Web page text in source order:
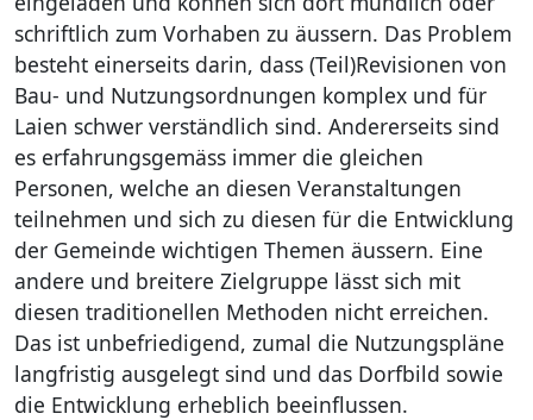
schriftlich zum Vorhaben zu äussern. Das Problem
besteht einerseits darin, dass (Teil)Revisionen von
Bau- und Nutzungsordnungen komplex und für
Laien schwer verständlich sind. Andererseits sind
es erfahrungsgemäss immer die gleichen
Personen, welche an diesen Veranstaltungen
teilnehmen und sich zu diesen für die Entwicklung
der Gemeinde wichtigen Themen äussern. Eine
andere und breitere Zielgruppe lässt sich mit
diesen traditionellen Methoden nicht erreichen.
Das ist unbefriedigend, zumal die Nutzungspläne
langfristig ausgelegt sind und das Dorfbild sowie
die Entwicklung erheblich beeinflussen.